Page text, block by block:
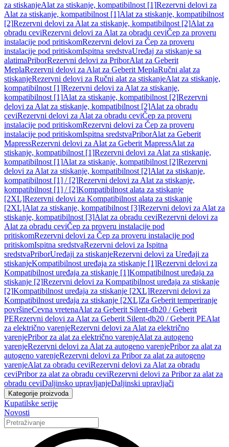
za stiskanjeAlat za stiskanje, kompatibilnost [1]Rezervni delovi za
Alat za stiskanje, kompatibilnost [1]Alat za stiskanje, kompatibilnost
[2]Rezervni delovi za Alat za stiskanje, kompatibilnost [2]Alat za
obradu ceviRezervni delovi za Alat za obradu ceviČep za proveru
instalacije pod pritiskomRezervni delovi za Čep za proveru
instalacije pod pritiskomIspitna sredstvaUređaj za stiskanje sa
alatimaPriborRezervni delovi za PriborAlat za Geberit
MeplaRezervni delovi za Alat za Geberit MeplaRučni alat za
stiskanjeRezervni delovi za Ručni alat za stiskanjeAlat za stiskanje,
kompatibilnost [1]Rezervni delovi za Alat za stiskanje,
kompatibilnost [1]Alat za stiskanje, kompatibilnost [2]Rezervni
delovi za Alat za stiskanje, kompatibilnost [2]Alat za obradu
ceviRezervni delovi za Alat za obradu ceviČep za proveru
instalacije pod pritiskomRezervni delovi za Čep za proveru
instalacije pod pritiskomIspitna sredstvaPriborAlat za Geberit
MapressRezervni delovi za Alat za Geberit MapressAlat za
stiskanje, kompatibilnost [1]Rezervni delovi za Alat za stiskanje,
kompatibilnost [1]Alat za stiskanje, kompatibilnost [2]Rezervni
delovi za Alat za stiskanje, kompatibilnost [2]Alat za stiskanje,
kompatibilnost [1] / [2]Rezervni delovi za Alat za stiskanje,
kompatibilnost [1] / [2]Kompatibilnost alata za stiskanje
[2XL]Rezervni delovi za Kompatibilnost alata za stiskanje
[2XL]Alat za stiskanje, kompatibilnost [3]Rezervni delovi za Alat za
stiskanje, kompatibilnost [3]Alat za obradu ceviRezervni delovi za
Alat za obradu ceviČep za proveru instalacije pod
pritiskomRezervni delovi za Čep za proveru instalacije pod
pritiskomIspitna sredstvaRezervni delovi za Ispitna
sredstvaPriborUređaji za stiskanjeRezervni delovi za Uređaji za
stiskanjeKompatibilnost uređaja za stiskanje [1]Rezervni delovi za
Kompatibilnost uređaja za stiskanje [1]Kompatibilnost uređaja za
stiskanje [2]Rezervni delovi za Kompatibilnost uređaja za stiskanje
[2]Kompatibilnost uređaja za stiskanje [2XL]Rezervni delovi za
Kompatibilnost uređaja za stiskanje [2XL]Za Geberit temperiranje
površineCevna vretenaAlat za Geberit Silent-db20 / Geberit
PERezervni delovi za Alat za Geberit Silent-db20 / Geberit PEAlat
za električno varenjeRezervni delovi za Alat za električno
varenjePribor za alat za električno varenjeAlat za autogeno
varenjeRezervni delovi za Alat za autogeno varenjePribor za alat za
autogeno varenjeRezervni delovi za Pribor za alat za autogeno
varenjeAlat za obradu ceviRezervni delovi za Alat za obradu
ceviPribor za alat za obradu ceviRezervni delovi za Pribor za alat za
obradu ceviDaljinsko upravljanjeDaljinski upravljači
Kategorije proizvoda
Kupatilske serije
Novosti